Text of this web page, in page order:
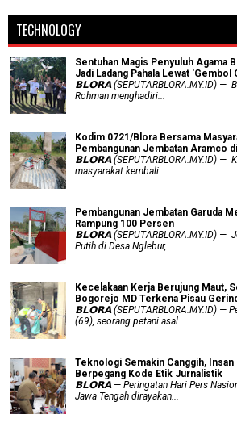
TECHNOLOGY
Sentuhan Magis Penyuluh Agama
Jadi Ladang Pahala Lewat 'Gembol
𝗕𝗟𝗢𝗥𝗔 (SEPUTARBLORA.MY.ID) —
Rohman menghadiri...
Kodim 0721/Blora Bersama
Pembangunan Jembatan Aramco
𝗕𝗟𝗢𝗥𝗔 (SEPUTARBLORA.MY.ID) —
masyarakat kembali...
Pembangunan Jembatan Garuda
Rampung 100 Persen
𝗕𝗟𝗢𝗥𝗔 (SEPUTARBLORA.MY.ID) —
Putih di Desa Nglebur,...
Kecelakaan Kerja Berujung Maut,
Bogorejo MD Terkena Pisau
𝗕𝗟𝗢𝗥𝗔 (SEPUTARBLORA.MY.ID) —
(69), seorang petani asal...
Teknologi Semakin Canggih, Insan
Berpegang Kode Etik Jurnalistik
𝗕𝗟𝗢𝗥𝗔 — Peringatan Hari Pers
Jawa Tengah dirayakan...